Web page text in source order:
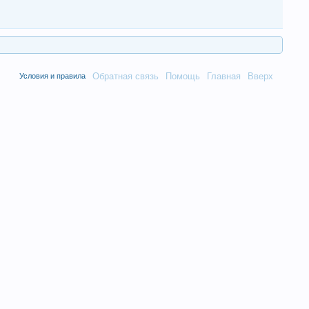
Обратная связь Помощь Главная Вверх
Условия и правила